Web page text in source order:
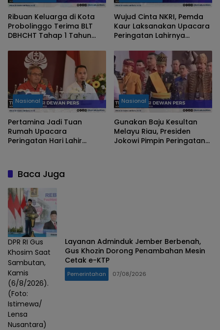
Ribuan Keluarga di Kota
Probolinggo Terima BLT
DBHCHT Tahap 1 Tahun
Wujud Cinta NKRI, Pemda
Kaur Laksanakan Upacara
Peringatan Lahirnya
Nasional
Pertamina Jadi Tuan
Rumah Upacara
Peringatan Hari Lahir
Nasional
Gunakan Baju Kesultan
Melayu Riau, Presiden
Jokowi Pimpin Peringatan
Baca Juga
DPR RI Gus
Khosim Saat
Sambutan,
Kamis
(6/8/2026).
(Foto:
Istimewa/
Lensa
Nusantara)
Layanan Adminduk Jember Berbenah,
Gus Khozin Dorong Penambahan Mesin
Cetak e-KTP
Pemerintahan 07/08/2026